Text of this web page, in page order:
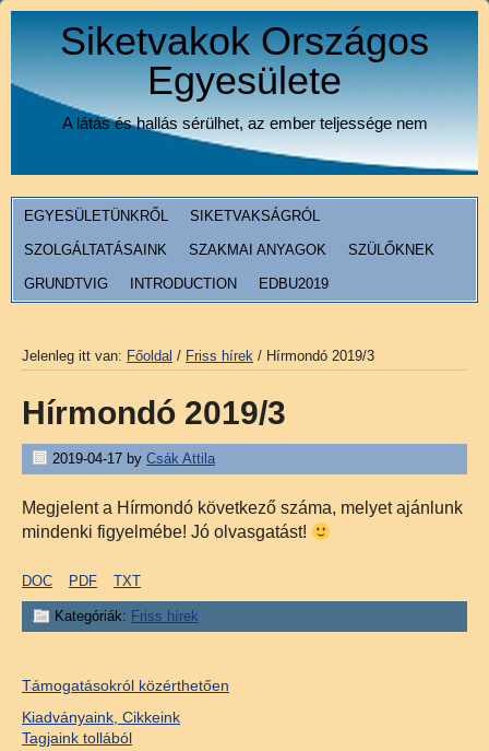
Siketvakok Országos
Egyesülete
A látás és hallás sérülhet, az ember teljessége nem
EGYESÜLETÜNKRŐL SIKETVAKSÁGRÓL
SZOLGÁLTATÁSAINK SZAKMAI ANYAGOK SZÜLŐKNEK
GRUNDTVIG INTRODUCTION EDBU2019
Jelenleg itt van: Főoldal / Friss hírek / Hírmondó 2019/3
Hírmondó 2019/3
2019-04-17 by Csák Attila
Megjelent a Hírmondó következő száma, melyet ajánlunk
mindenki figyelmébe! Jó olvasgatást!
DOC PDF TXT
Kategóriák: Friss hírek
Támogatásokról közérthetően
Kiadványaink, Cikkeink
Tagjaink tollából